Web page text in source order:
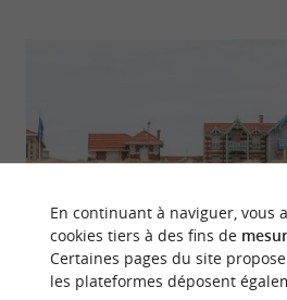
Soulac-sur-Mer
En continuant à naviguer, vous
cookies tiers à des fins de
Certaines pages du site
les plateformes déposent